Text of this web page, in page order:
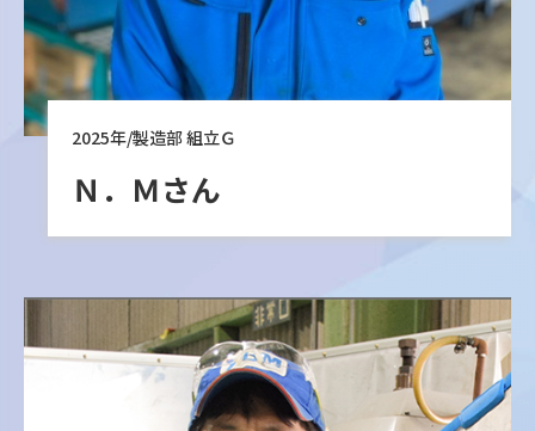
2025年/製造部 組立Ｇ
Ｎ．Ｍさん